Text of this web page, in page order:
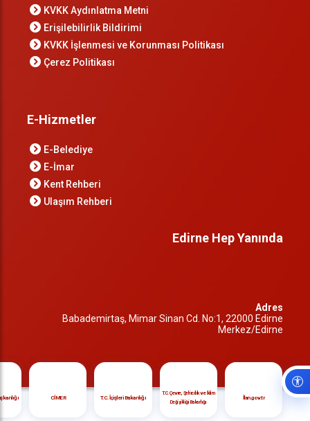
KVKK Aydınlatma Metni
Erişilebilirlik Bildirimi
KVKK İşlenmesi ve Korunması Politikası
Çerez Politikası
E-Hizmetler
E-Belediye
E-İmar
Kent Rehberi
Ulaşım Rehberi
Edirne Hep Yanında
Adres
Babademirtaş, Mimar Sinan Cd. No:1, 22000 Edirne
Merkez/Edirne
CİMER T.C. İçişleri Bakanlığı
T.C. Çevre, Şehircilik ve İklim
Değişikliği Bakanlığı
İlan.gov.tr